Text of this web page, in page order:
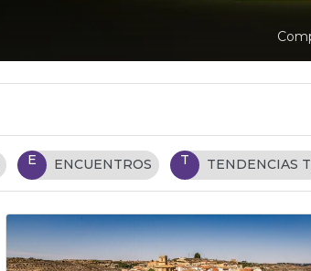
E ENCUENTROS T TENDENCIAS